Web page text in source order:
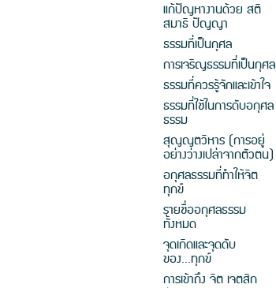
แก้ปัญหางานด้วย สติ
สมาธิ ปัญญา
ธรรมที่เป็นกุศล
การเจริญธรรมที่เป็นกุศล
ธรรมที่ควรรู้จักและเข้าใจ
ธรรมที่ใช้ในการดับอกุศล
ธรรม
สุญญตวิหาร (การอยู่
อย่างว่างเปล่าจากตัวตน)
อกุศลธรรมที่ทำให้จิต
ทุกข์
รายชื่ออกุศลธรรม
ทั้งหมด
จุดเกิดและจุดดับ
ของ...ทุกข์
การเข้าถึง จิต เจตสิก